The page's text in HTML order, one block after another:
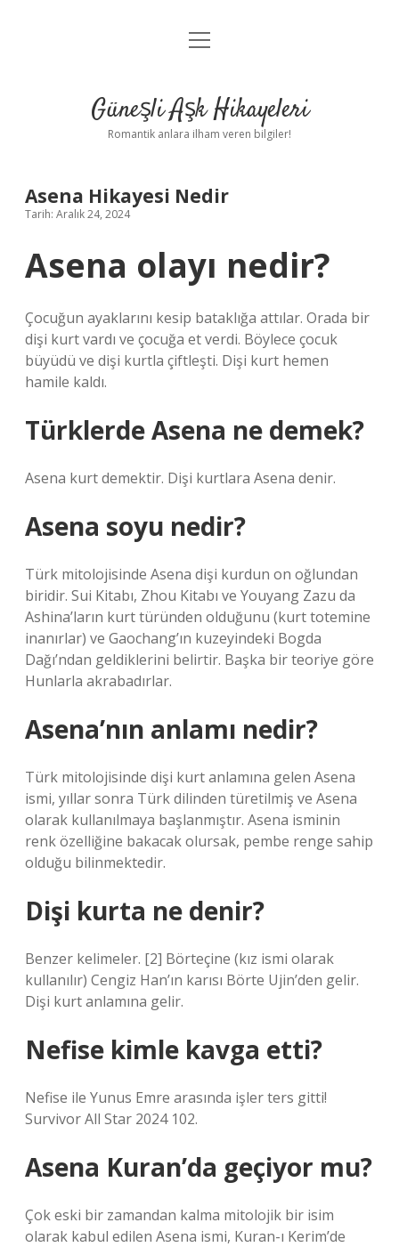
Anasayfa
Yasal Uyarı
menüyü
Güneşli Aşk Hikayeleri
Romantik anlara ilham veren bilgiler!
Asena Hikayesi Nedir
Tarih: Aralık 24, 2024
Asena olayı nedir?
Çocuğun ayaklarını kesip bataklığa attılar. Orada bir
dişi kurt vardı ve çocuğa et verdi. Böylece çocuk
büyüdü ve dişi kurtla çiftleşti. Dişi kurt hemen
hamile kaldı.
Türklerde Asena ne demek?
Asena kurt demektir. Dişi kurtlara Asena denir.
Asena soyu nedir?
Türk mitolojisinde Asena dişi kurdun on oğlundan
biridir. Sui Kitabı, Zhou Kitabı ve Youyang Zazu da
Ashina’ların kurt türünden olduğunu (kurt totemine
inanırlar) ve Gaochang’ın kuzeyindeki Bogda
Dağı’ndan geldiklerini belirtir. Başka bir teoriye göre
Hunlarla akrabadırlar.
Asena’nın anlamı nedir?
Türk mitolojisinde dişi kurt anlamına gelen Asena
ismi, yıllar sonra Türk dilinden türetilmiş ve Asena
olarak kullanılmaya başlanmıştır. Asena isminin
renk özelliğine bakacak olursak, pembe renge sahip
olduğu bilinmektedir.
Dişi kurta ne denir?
Benzer kelimeler. [2] Börteçine (kız ismi olarak
kullanılır) Cengiz Han’ın karısı Börte Ujin’den gelir.
Dişi kurt anlamına gelir.
Nefise kimle kavga etti?
Nefise ile Yunus Emre arasında işler ters gitti!
Survivor All Star 2024 102.
Asena Kuran’da geçiyor mu?
Çok eski bir zamandan kalma mitolojik bir isim
olarak kabul edilen Asena ismi, Kuran-ı Kerim’de